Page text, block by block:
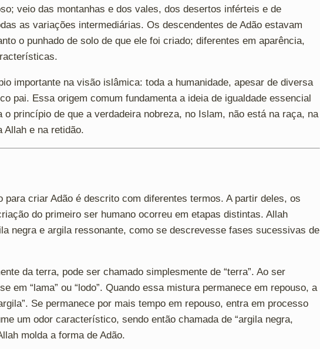
veio das montanhas e dos vales, dos desertos inférteis e de
as variações intermediárias. Os descendentes de Adão estavam
o punhado de solo de que ele foi criado; diferentes em aparência,
importante na visão islâmica: toda a humanidade, apesar de diversa
pai. Essa origem comum fundamenta a ideia de igualdade essencial
princípio de que a verdadeira nobreza, no Islam, não está na raça, na
Allah e na retidão.
para criar Adão é descrito com diferentes termos. A partir deles, os
do primeiro ser humano ocorreu em etapas distintas. Allah
negra e argila ressonante, como se descrevesse fases sucessivas de
da terra, pode ser chamado simplesmente de “terra”. Ao ser
em “lama” ou “lodo”. Quando essa mistura permanece em repouso, a
Se permanece por mais tempo em repouso, entra em processo
um odor característico, sendo então chamada de “argila negra,
molda a forma de Adão.